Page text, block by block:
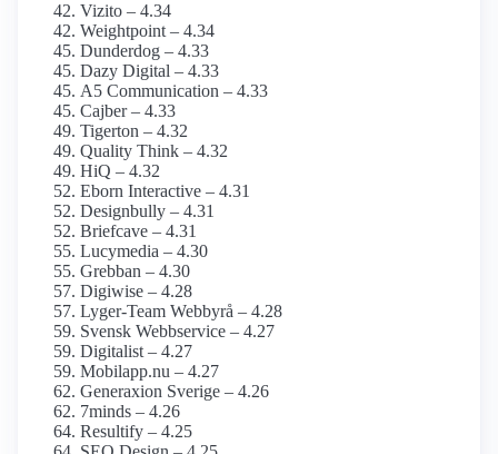
Vizito – 4.34
Weightpoint – 4.34
Dunderdog – 4.33
Dazy Digital – 4.33
A5 Communication – 4.33
Cajber – 4.33
Tigerton – 4.32
Quality Think – 4.32
HiQ – 4.32
Eborn Interactive – 4.31
Designbully – 4.31
Briefcave – 4.31
Lucymedia – 4.30
Grebban – 4.30
Digiwise – 4.28
Lyger-Team Webbyrå – 4.28
Svensk Webbservice – 4.27
Digitalist – 4.27
Mobilapp.nu – 4.27
Generaxion Sverige – 4.26
7minds – 4.26
Resultify – 4.25